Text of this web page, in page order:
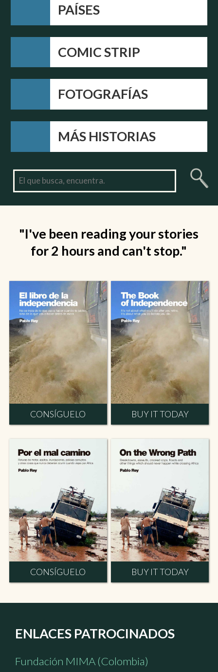
PAÍSES
COMIC STRIP
FOTOGRAFÍAS
MÁS HISTORIAS
"I've been reading your stories
for 2 hours and can't stop."
CONSÍGUELO BUY IT TODAY
CONSÍGUELO BUY IT TODAY
ENLACES PATROCINADOS
Fundación MIMA (Colombia)